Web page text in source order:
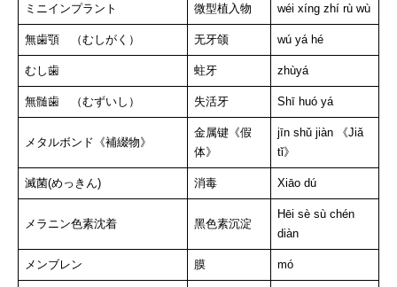
ミニインプラント 微型植入物 wéi xíng zhí rù wù
無歯顎 （むしがく） 无牙颌 wú yá hé
むし歯 蛀牙 zhùyá
無髄歯 （むずいし） 失活牙 Shī huó yá
メタルボンド《補綴物》
金属键《假
体》
jīn shǔ jiàn 《Jiǎ
tǐ》
滅菌(めっきん) 消毒 Xiāo dú
メラニン色素沈着 黑色素沉淀
Hēi sè sù chén
diàn
メンブレン 膜 mó